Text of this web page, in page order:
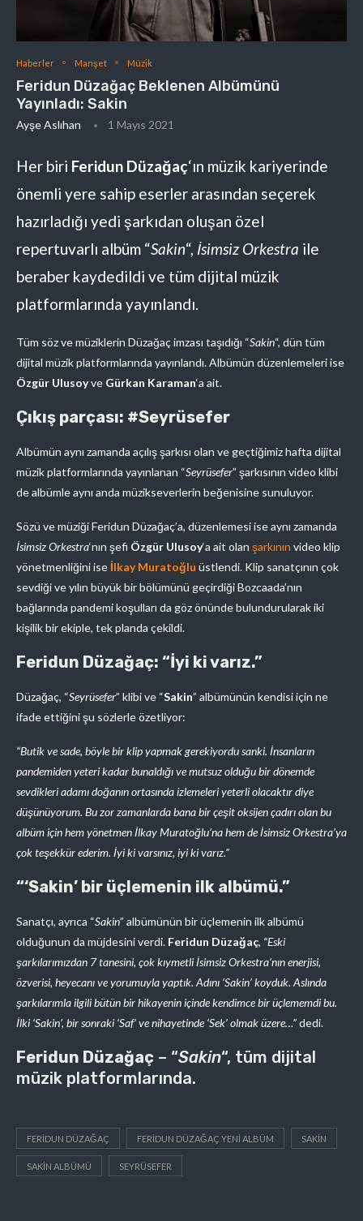
Haberler Manşet Müzik
Feridun Düzağaç Beklenen Albümünü
Yayınladı: Sakin
Ayşe Aslıhan 1 Mayıs 2021
Her biri Feridun Düzağaç‘ın müzik kariyerinde
önemli yere sahip eserler arasından seçerek
hazırladığı yedi şarkıdan oluşan özel
repertuvarlı albüm “Sakin“, İsimsiz Orkestra ile
beraber kaydedildi ve tüm dijital müzik
platformlarında yayınlandı.
Tüm söz ve müziklerin Düzağaç imzası taşıdığı “Sakin“, dün tüm
dijital müzik platformlarında yayınlandı. Albümün düzenlemeleri ise
Özgür Ulusoyve Gürkan Karaman‘a ait.
Çıkış parçası: #Seyrüsefer
Albümün aynı zamanda açılış şarkısı olan ve geçtiğimiz hafta dijital
müzik platformlarında yayınlanan “Seyrüsefer” şarkısının video klibi
de albümle aynı anda müzikseverlerin beğenisine sunuluyor.
Sözü ve müziği Feridun Düzağaç’a, düzenlemesi ise aynı zamanda
İsimsiz Orkestra‘nın şefi Özgür Ulusoy‘a ait olan şarkının video klip
yönetmenliğini ise İlkay Muratoğlu üstlendi. Klip sanatçının çok
sevdiği ve yılın büyük bir bölümünü geçirdiği Bozcaada’nın
bağlarında pandemi koşulları da göz önünde bulundurularak iki
kişilik bir ekiple, tek planda çekildi.
Feridun Düzağaç: “İyi ki varız.”
Düzağaç, “Seyrüsefer” klibi ve “Sakin” albümünün kendisi için ne
ifade ettiğini şu sözlerle özetliyor:
“Butik ve sade, böyle bir klip yapmak gerekiyordu sanki. İnsanların
pandemiden yeteri kadar bunaldığı ve mutsuz olduğu bir dönemde
sevdikleri adamı doğanın ortasında izlemeleri yeterli olacaktır diye
düşünüyorum. Bu zor zamanlarda bana bir çeşit oksijen çadırı olan bu
albüm için hem yönetmen İlkay Muratoğlu’na hem de İsimsiz Orkestra’ya
çok teşekkür ederim. İyi ki varsınız, iyi ki varız.”
“‘Sakin’ bir üçlemenin ilk albümü.”
Sanatçı, ayrıca “Sakin” albümünün bir üçlemenin ilk albümü
olduğunun da müjdesini verdi. Feridun Düzağaç, “Eski
şarkılarımızdan 7 tanesini, çok kıymetli İsimsiz Orkestra’nın enerjisi,
özverisi, heyecanı ve yorumuyla yaptık. Adını ‘Sakin’ koyduk. Aslında
şarkılarımla ilgili bütün bir hikayenin içinde kendimce bir üçlememdi bu.
İlki ‘Sakin’, bir sonraki ‘Saf’ ve nihayetinde ‘Sek’ olmak üzere…”dedi.
Feridun Düzağaç – “Sakin“, tüm dijital
müzik platformlarında.
FERIDUN DÜZAĞAÇ FERIDUN DÜZAĞAÇ YENI ALBÜM SAKIN
SAKIN ALBÜMÜ SEYRÜSEFER